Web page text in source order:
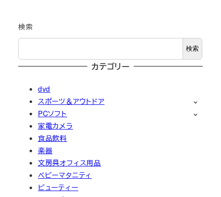
検索
検索
カテゴリー
dvd
スポーツ＆アウトドア
PCソフト
家電カメラ
食品飲料
楽器
文房具オフィス用品
ベビーマタニティ
ビューティー